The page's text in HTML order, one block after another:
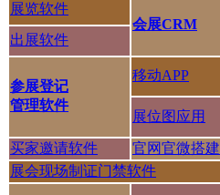
展览软件
会展CRM
出展软件
参展登记
管理软件
移动APP
展位图应用
买家邀请软件
官网官微搭建
展会现场制证门禁软件